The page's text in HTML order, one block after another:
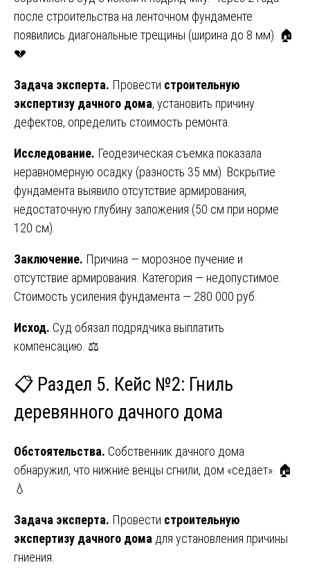
после строительства на ленточном фундаменте
появились диагональные трещины (ширина до 8 мм). 🏠
💔
Задача эксперта. Провести строительную
экспертизу дачного дома, установить причину
дефектов, определить стоимость ремонта.
Исследование. Геодезическая съемка показала
неравномерную осадку (разность 35 мм). Вскрытие
фундамента выявило отсутствие армирования,
недостаточную глубину заложения (50 см при норме
120 см).
Заключение. Причина — морозное пучение и
отсутствие армирования. Категория — недопустимое.
Стоимость усиления фундамента — 280 000 руб.
Исход. Суд обязал подрядчика выплатить
компенсацию. ⚖️
📋 Раздел 5. Кейс №2: Гниль
деревянного дачного дома
Обстоятельства. Собственник дачного дома
обнаружил, что нижние венцы сгнили, дом «седает». 🏠
💧
Задача эксперта. Провести строительную
экспертизу дачного дома для установления причины
гниения.